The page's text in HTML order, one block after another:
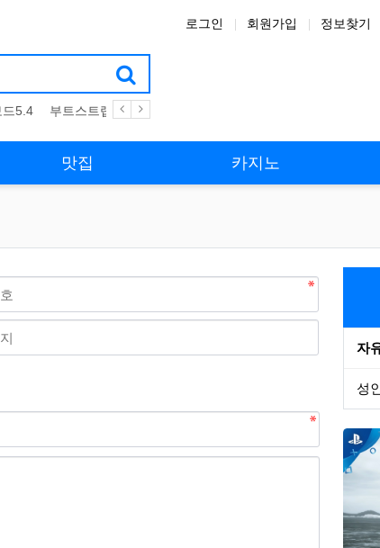
로그인 회원가입 정보찾기
드5.4 부트스트랩4 테마
맛집 카지노
자
성